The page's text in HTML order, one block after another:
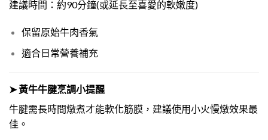
建議時間：約90分鐘(或延長至喜愛的軟嫩度)
保留原始牛肉香氣
適合日常營養補充
➤ 黃牛牛腱烹調小提醒
牛腱需長時間燉煮才能軟化筋膜，建議使用小火慢燉效果最
佳。